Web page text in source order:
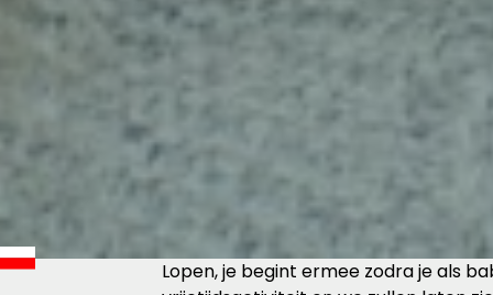
Lopen, je begint ermee zodra je als